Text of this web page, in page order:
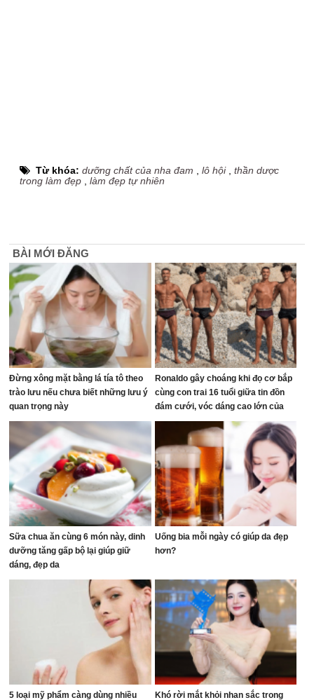
Từ khóa:dưỡng chất của nha đam ,lô hội,thần dược
trong làm đẹp ,làm đẹp tự nhiên
BÀI MỚI ĐĂNG
Đừng xông mặt bằng lá tía tô theo
trào lưu nếu chưa biết những lưu ý
quan trọng này
Ronaldo gây choáng khi đọ cơ bắp
cùng con trai 16 tuổi giữa tin đồn
đám cưới, vóc dáng cao lớn của
người thừa kế đế chế tỷ đô chiếm
trọn spotlight
Sữa chua ăn cùng 6 món này, dinh
dưỡng tăng gấp bộ lại giúp giữ
dáng, đẹp da
Uống bia mỗi ngày có giúp da đẹp
hơn?
5 loại mỹ phẩm càng dùng nhiều Khó rời mắt khỏi nhan sắc trong